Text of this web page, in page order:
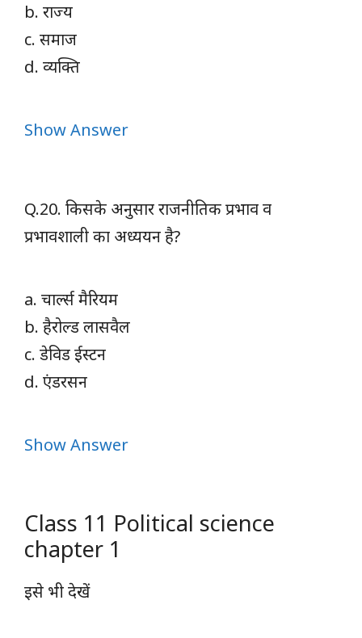
b. राज्य
c. समाज
d. व्यक्ति
Show Answer
Q.20. किसके अनुसार राजनीतिक प्रभाव व
प्रभावशाली का अध्ययन है?
a. चार्ल्स मैरियम
b. हैरोल्ड लासवैल
c. डेविड ईस्टन
d. एंडरसन
Show Answer
Class 11 Political science
chapter 1
इसे भी देखें